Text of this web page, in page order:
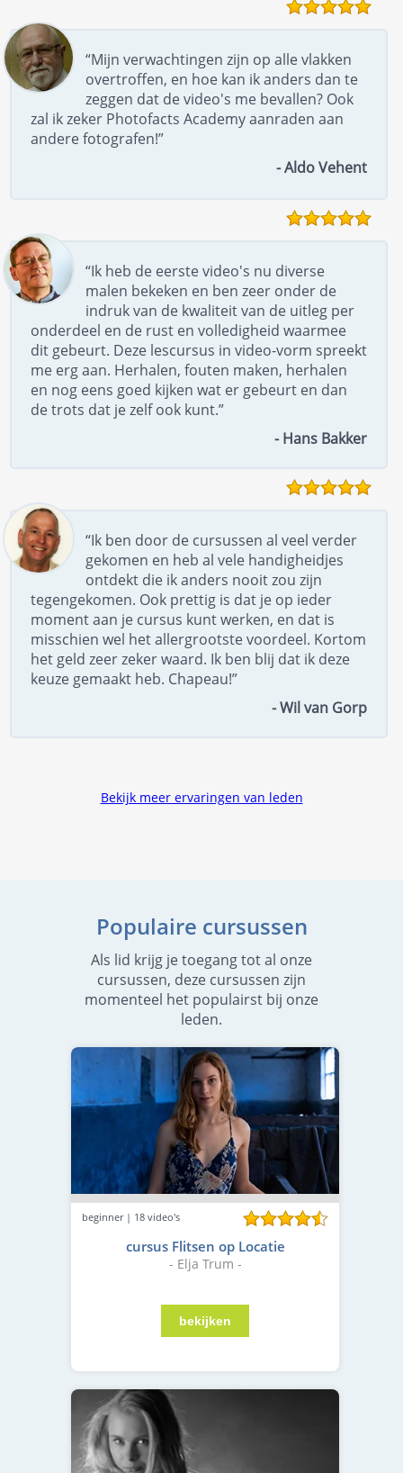
“Mijn verwachtingen zijn op alle vlakken
overtroffen, en hoe kan ik anders dan te
zeggen dat de video's me bevallen? Ook
zal ik zeker Photofacts Academy aanraden aan
andere fotografen!”
- Aldo Vehent
“Ik heb de eerste video's nu diverse
malen bekeken en ben zeer onder de
indruk van de kwaliteit van de uitleg per
onderdeel en de rust en volledigheid waarmee
dit gebeurt. Deze lescursus in video-vorm spreekt
me erg aan. Herhalen, fouten maken, herhalen
en nog eens goed kijken wat er gebeurt en dan
de trots dat je zelf ook kunt.”
- Hans Bakker
“Ik ben door de cursussen al veel verder
gekomen en heb al vele handigheidjes
ontdekt die ik anders nooit zou zijn
tegengekomen. Ook prettig is dat je op ieder
moment aan je cursus kunt werken, en dat is
misschien wel het allergrootste voordeel. Kortom
het geld zeer zeker waard. Ik ben blij dat ik deze
keuze gemaakt heb. Chapeau!”
- Wil van Gorp
Bekijk meer ervaringen van leden
Populaire cursussen
Als lid krijg je toegang tot al onze
cursussen, deze cursussen zijn
momenteel het populairst bij onze
leden.
beginner | 18 video's
cursus Flitsen op Locatie
- Elja Trum -